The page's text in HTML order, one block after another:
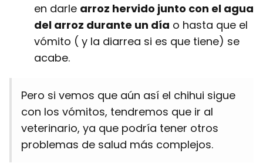
en darle arroz hervido junto con el agua
del arroz durante un día o hasta que el
vómito ( y la diarrea si es que tiene) se
acabe.
Pero si vemos que aún así el chihui sigue
con los vómitos, tendremos que ir al
veterinario, ya que podría tener otros
problemas de salud más complejos.